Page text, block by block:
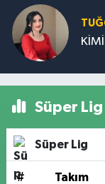
Süper
Süper Lig
# Takım